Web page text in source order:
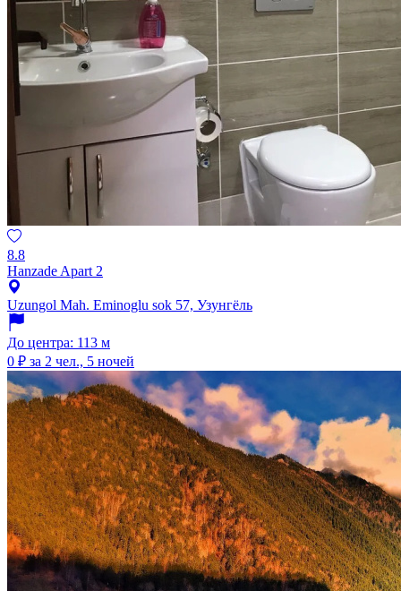
8.8
Hanzade Apart 2
Uzungol Mah. Eminoglu sok 57, Узунгёль
До центра: 113 м
0 ₽ за 2 чел., 5 ночей